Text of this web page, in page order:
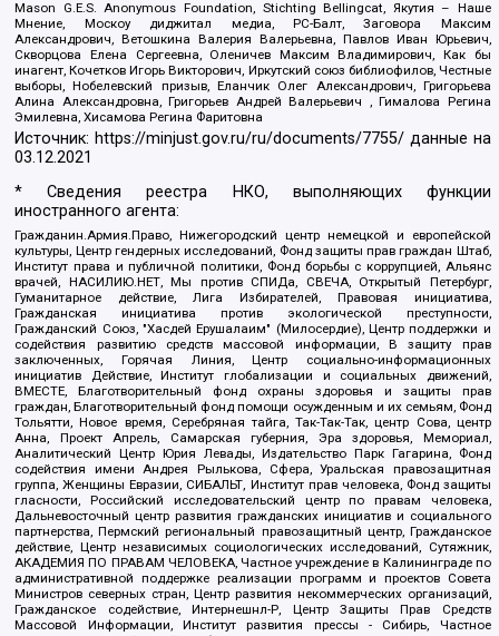
Mason G.E.S. Anonymous Foundation, Stichting Bellingcat, Якутия – Наше
Мнение, Москоу диджитал медиа, РС-Балт, Заговора Максим
Александрович, Ветошкина Валерия Валерьевна, Павлов Иван Юрьевич,
Скворцова Елена Сергеевна, Оленичев Максим Владимирович, Как бы
инагент, Кочетков Игорь Викторович, Иркутский союз библиофилов, Честные
выборы, Нобелевский призыв, Еланчик Олег Александрович, Григорьева
Алина Александровна, Григорьев Андрей Валерьевич , Гималова Регина
Эмилевна, Хисамова Регина Фаритовна
Источник: https://minjust.gov.ru/ru/documents/7755/ данные на
03.12.2021
* Сведения реестра НКО, выполняющих функции
иностранного агента:
Гражданин.Армия.Право, Нижегородский центр немецкой и европейской
культуры, Центр гендерных исследований, Фонд защиты прав граждан Штаб,
Институт права и публичной политики, Фонд борьбы с коррупцией, Альянс
врачей, НАСИЛИЮ.НЕТ, Мы против СПИДа, СВЕЧА, Открытый Петербург,
Гуманитарное действие, Лига Избирателей, Правовая инициатива,
Гражданская инициатива против экологической преступности,
Гражданский Союз, "Хасдей Ерушалаим" (Милосердие), Центр поддержки и
содействия развитию средств массовой информации, В защиту прав
заключенных, Горячая Линия, Центр социально-информационных
инициатив Действие, Институт глобализации и социальных движений,
ВМЕСТЕ, Благотворительный фонд охраны здоровья и защиты прав
граждан, Благотворительный фонд помощи осужденным и их семьям, Фонд
Тольятти, Новое время, Серебряная тайга, Так-Так-Так, центр Сова, центр
Анна, Проект Апрель, Самарская губерния, Эра здоровья, Мемориал,
Аналитический Центр Юрия Левады, Издательство Парк Гагарина, Фонд
содействия имени Андрея Рылькова, Сфера, Уральская правозащитная
группа, Женщины Евразии, СИБАЛЬТ, Институт прав человека, Фонд защиты
гласности, Российский исследовательский центр по правам человека,
Дальневосточный центр развития гражданских инициатив и социального
партнерства, Пермский региональный правозащитный центр, Гражданское
действие, Центр независимых социологических исследований, Сутяжник,
АКАДЕМИЯ ПО ПРАВАМ ЧЕЛОВЕКА, Частное учреждение в Калининграде по
административной поддержке реализации программ и проектов Совета
Министров северных стран, Центр развития некоммерческих организаций,
Гражданское содействие, Интернешнл-Р, Центр Защиты Прав Средств
Массовой Информации, Институт развития прессы - Сибирь, Частное